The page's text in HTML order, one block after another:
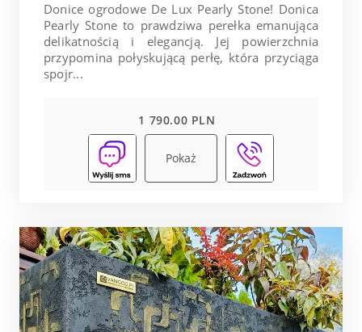
Donice ogrodowe De Lux Pearly Stone! Donica
Pearly Stone to prawdziwa perełka emanująca
delikatnością i elegancją. Jej powierzchnia
przypomina połyskującą perłę, która przyciąga
spojr...
1 790.00 PLN
Pokaż